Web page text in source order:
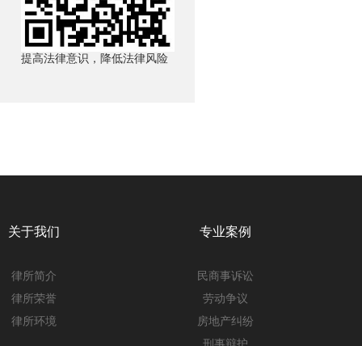
提高法律意识，降低法律风险
关于我们
律所简介
律所荣誉
律所环境
专业案例
民商事诉讼
劳动争议
房地产纠纷